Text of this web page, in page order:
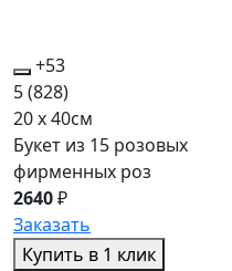
+53
5(828)
20 x 40см
Букет из 15 розовых
фирменных роз
2640₽
Заказать
Купить в 1 клик